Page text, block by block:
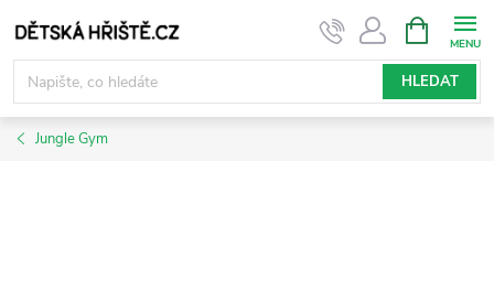
na
obsah
HLEDAT
NÁKUPNÍ
KOŠÍK
Jungle Gym